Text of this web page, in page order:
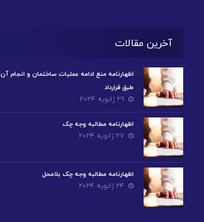
آخرین مقالات
اظهارنامه منع ادامه عملیات ساختمان و انجام آن
طبق قرارداد
۲۹ ژانویه ۲۰۲۴
اظهارنامه مطالبه وجه چک
۲۷ ژانویه ۲۰۲۴
اظهارنامه مطالبه وجه چک بلامحل
۲۴ ژانویه ۲۰۲۴